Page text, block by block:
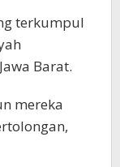
terkumpul
Barat.
mereka